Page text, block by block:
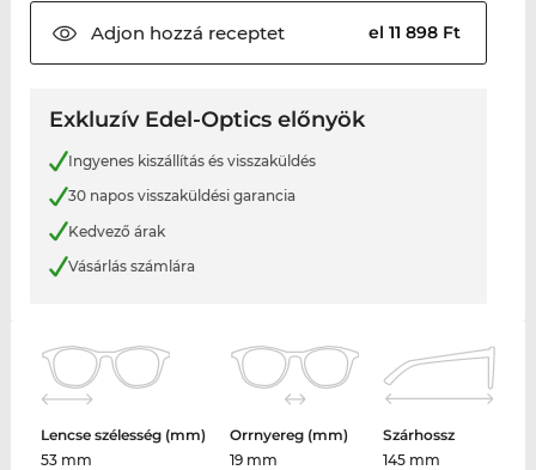
Adjon hozzá receptet el 11 898 Ft
Exkluzív Edel-Optics előnyök
Ingyenes kiszállítás és visszaküldés
30 napos visszaküldési garancia
Kedvező árak
Vásárlás számlára
Lencse szélesség (mm)
53 mm
Orrnyereg (mm)
19 mm
Szárhossz
145 mm